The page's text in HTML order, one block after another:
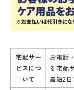
宅配サー
ビスにつ
いて
お電話
る宅配
最短2